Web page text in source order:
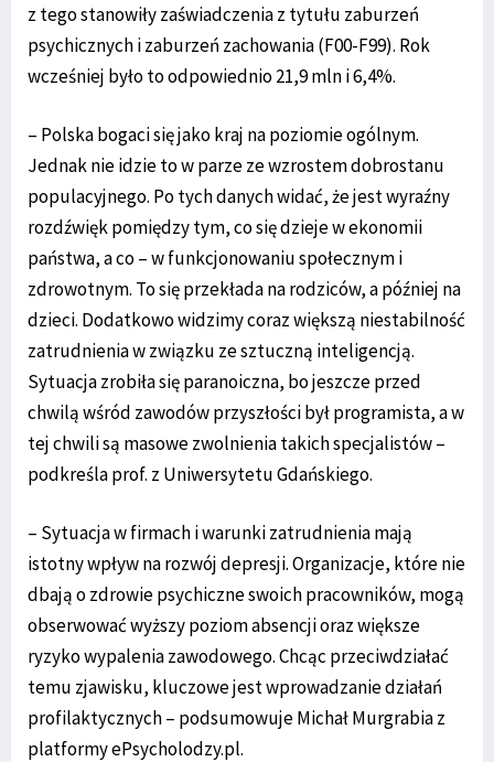
z tego stanowiły zaświadczenia z tytułu zaburzeń
psychicznych i zaburzeń zachowania (F00-F99). Rok
wcześniej było to odpowiednio 21,9 mln i 6,4%.
– Polska bogaci się jako kraj na poziomie ogólnym.
Jednak nie idzie to w parze ze wzrostem dobrostanu
populacyjnego. Po tych danych widać, że jest wyraźny
rozdźwięk pomiędzy tym, co się dzieje w ekonomii
państwa, a co – w funkcjonowaniu społecznym i
zdrowotnym. To się przekłada na rodziców, a później na
dzieci. Dodatkowo widzimy coraz większą niestabilność
zatrudnienia w związku ze sztuczną inteligencją.
Sytuacja zrobiła się paranoiczna, bo jeszcze przed
chwilą wśród zawodów przyszłości był programista, a w
tej chwili są masowe zwolnienia takich specjalistów –
podkreśla prof. z Uniwersytetu Gdańskiego.
– Sytuacja w firmach i warunki zatrudnienia mają
istotny wpływ na rozwój depresji. Organizacje, które nie
dbają o zdrowie psychiczne swoich pracowników, mogą
obserwować wyższy poziom absencji oraz większe
ryzyko wypalenia zawodowego. Chcąc przeciwdziałać
temu zjawisku, kluczowe jest wprowadzanie działań
profilaktycznych – podsumowuje Michał Murgrabia z
platformy ePsycholodzy.pl.